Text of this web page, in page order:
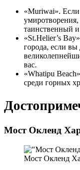
«Muriwai». Если
таинственный
«St.Helier’s
города, если вы
вас.
«Whatipu
среди горных
Мост Окленд
Мост Окленд